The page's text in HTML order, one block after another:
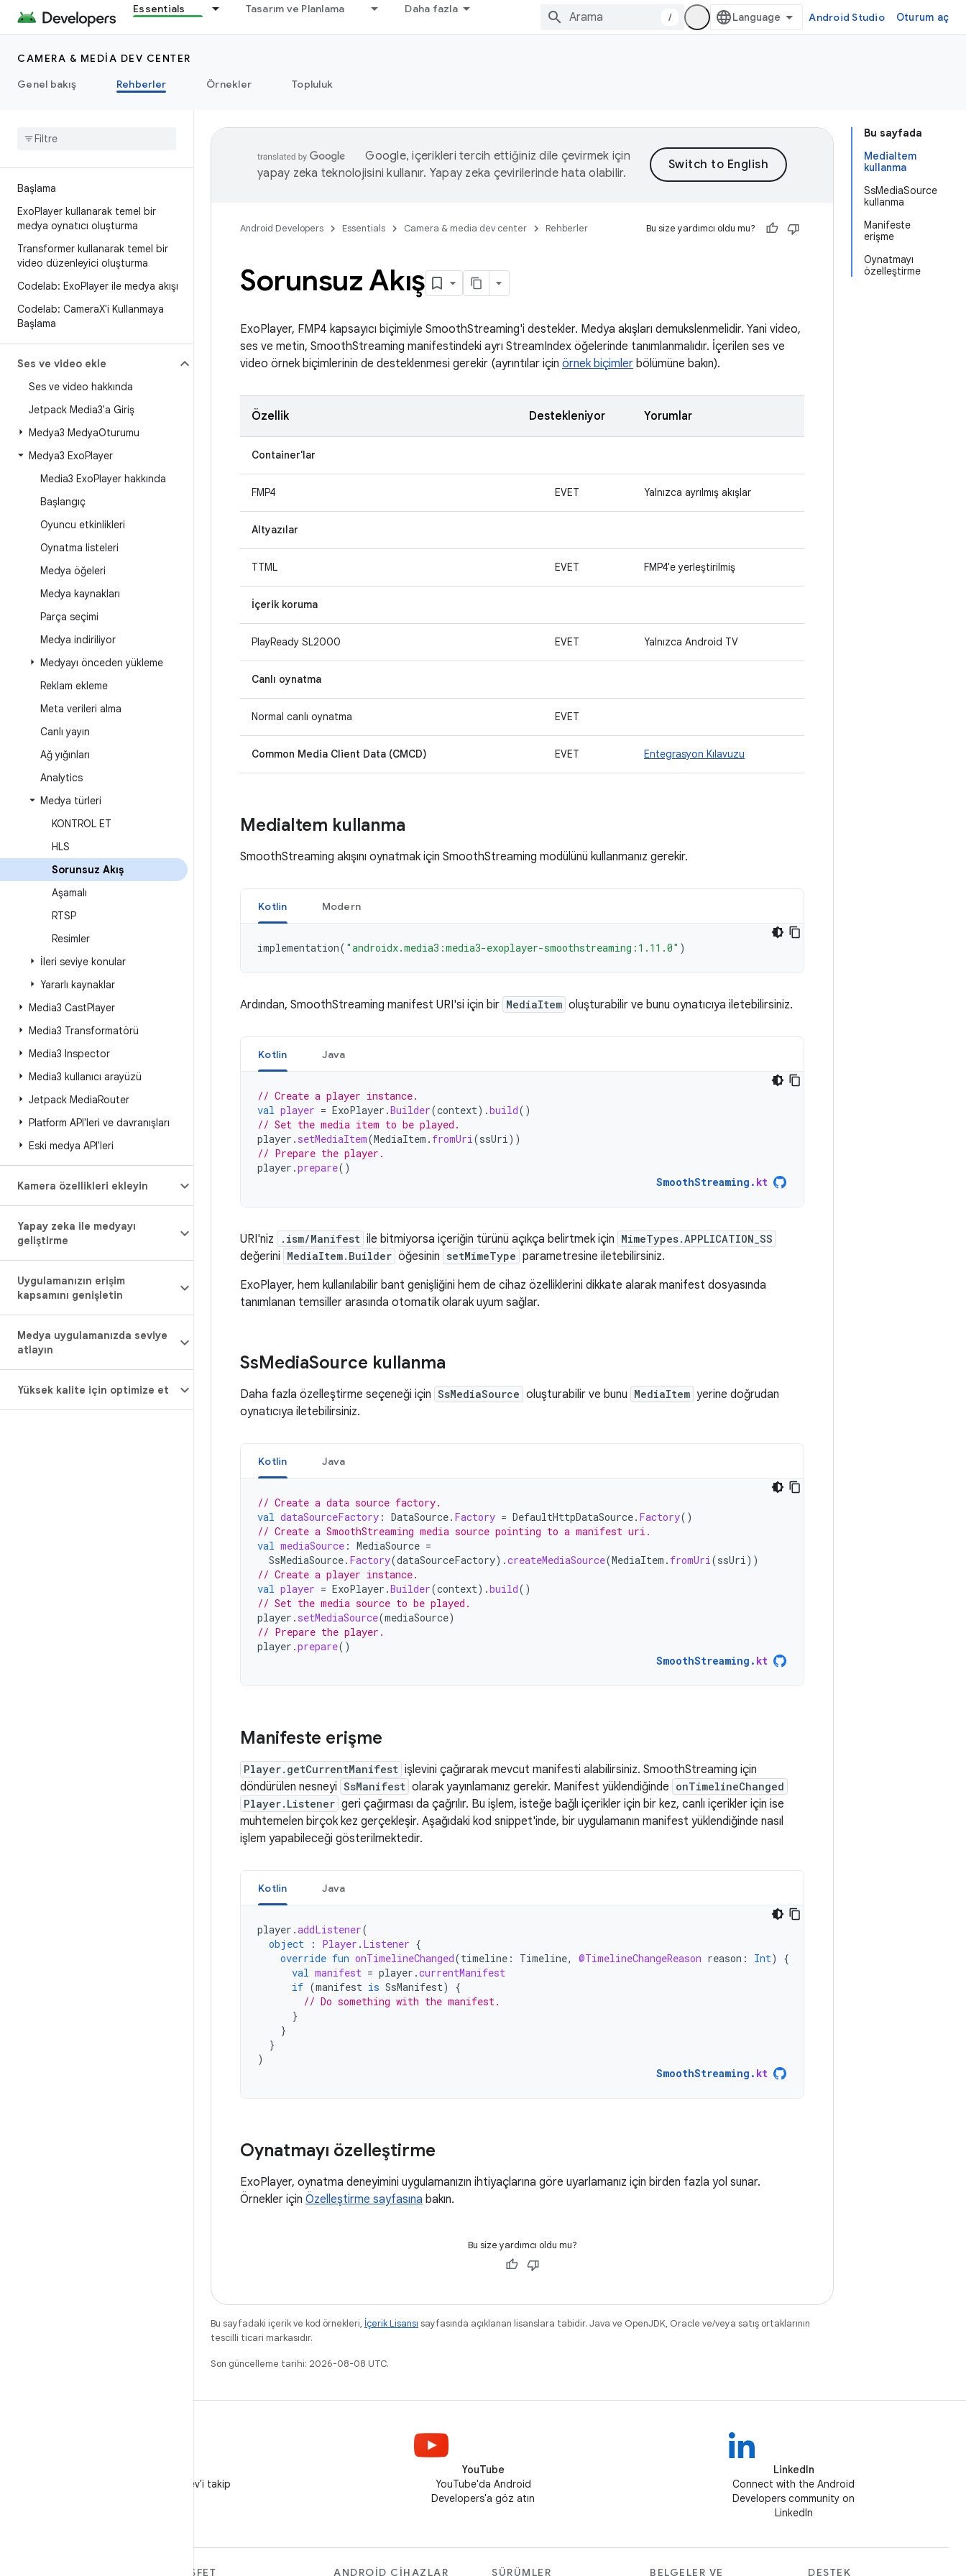
Essentials Tasarım ve Planlama Daha fazla
/ Android Studio Oturum aç
CAMERA & MEDIA DEV CENTER
Genel bakış
Rehberler Örnekler Topluluk
Başlama
ExoPlayer kullanarak temel bir
medya oynatıcı oluşturma
Transformer kullanarak temel bir
video düzenleyici oluşturma
Codelab: ExoPlayer ile medya akışı
Codelab: CameraX'i Kullanmaya
Başlama
Ses ve video ekle
Ses ve video hakkında
Jetpack Media3'a Giriş
Medya3 MedyaOturumu
Medya3 ExoPlayer
Media3 ExoPlayer hakkında
Başlangıç
Oyuncu etkinlikleri
Oynatma listeleri
Medya öğeleri
Medya kaynakları
Parça seçimi
Medya indiriliyor
Medyayı önceden yükleme
Reklam ekleme
Meta verileri alma
Canlı yayın
Ağ yığınları
Analytics
Medya türleri
KONTROL ET
HLS
Sorunsuz Akış
Aşamalı
RTSP
Resimler
İleri seviye konular
Yararlı kaynaklar
Media3 CastPlayer
Media3 Transformatörü
Media3 Inspector
Media3 kullanıcı arayüzü
Jetpack MediaRouter
Platform API'leri ve davranışları
Eski medya API'leri
Kamera özellikleri ekleyin
Yapay zeka ile medyayı
geliştirme
Uygulamanızın erişim
kapsamını genişletin
Medya uygulamanızda seviye
atlayın
Yüksek kalite için optimize et
Bu sayfada
MediaItem
kullanma
SsMediaSource
kullanma
Manifeste
erişme
Oynatmayı
özelleştirme
Google, içerikleri tercih ettiğiniz dile çevirmek için
yapay zeka teknolojisini kullanır. Yapay zeka çevirilerinde hata olabilir.
Android Developers Essentials Camera & media dev center Rehberler Bu size yardımcı oldu mu?
Sorunsuz Akış
ExoPlayer, FMP4 kapsayıcı biçimiyle SmoothStreaming'i destekler. Medya akışları demukslenmelidir. Yani video,
ses ve metin, SmoothStreaming manifestindeki ayrı StreamIndex öğelerinde tanımlanmalıdır. İçerilen ses ve
video örnek biçimlerinin de desteklenmesi gerekir (ayrıntılar için örnek biçimler bölümüne bakın).
Özellik Destekleniyor Yorumlar
Container'lar
FMP4 EVET Yalnızca ayrılmış akışlar
Altyazılar
TTML EVET FMP4'e yerleştirilmiş
İçerik koruma
PlayReady SL2000 EVET Yalnızca Android TV
Canlı oynatma
Normal canlı oynatma EVET
Common Media Client Data (CMCD) EVET Entegrasyon Kılavuzu
MediaItem kullanma
SmoothStreaming akışını oynatmak için SmoothStreaming modülünü kullanmanız gerekir.
Kotlin Modern
implementation( "androidx.media3:media3-exoplayer-smoothstreaming:1.11.0" )
Ardından, SmoothStreaming manifest URI'si için bir MediaItem oluşturabilir ve bunu oynatıcıya iletebilirsiniz.
Kotlin Java
// Create a player instance.
val player = ExoPlayer .Builder(context).build()
// Set the media item to be played.
player . setMediaItem(MediaItem . fromUri(ssUri))
// Prepare the player.
player .prepare()
SmoothStreaming . kt
URI'niz .ism/Manifest ile bitmiyorsa içeriğin türünü açıkça belirtmek için MimeTypes.APPLICATION_SS
değerini MediaItem.Builder öğesinin setMimeType parametresine iletebilirsiniz.
ExoPlayer, hem kullanılabilir bant genişliğini hem de cihaz özelliklerini dikkate alarak manifest dosyasında
tanımlanan temsiller arasında otomatik olarak uyum sağlar.
SsMediaSource kullanma
Daha fazla özelleştirme seçeneği için SsMediaSource oluşturabilir ve bunu MediaItem yerine doğrudan
oynatıcıya iletebilirsiniz.
Kotlin Java
// Create a data source factory.
val dataSourceFactory : DataSource. Factory = DefaultHttpDataSource. Factory()
// Create a SmoothStreaming media source pointing to a manifest uri.
val mediaSource : MediaSource =
SsMediaSource. Factory(dataSourceFactory).createMediaSource(MediaItem . fromUri(ssUri))
// Create a player instance.
val player = ExoPlayer .Builder(context).build()
// Set the media source to be played.
player . setMediaSource(mediaSource)
// Prepare the player.
player .prepare()
SmoothStreaming . kt
Manifeste erişme
Player.getCurrentManifest işlevini çağırarak mevcut manifesti alabilirsiniz. SmoothStreaming için
döndürülen nesneyi SsManifest olarak yayınlamanız gerekir. Manifest yüklendiğinde onTimelineChanged
Player.Listener geri çağırması da çağrılır. Bu işlem, isteğe bağlı içerikler için bir kez, canlı içerikler için ise
muhtemelen birçok kez gerçekleşir. Aşağıdaki kod snippet'inde, bir uygulamanın manifest yüklendiğinde nasıl
işlem yapabileceği gösterilmektedir.
Kotlin Java
player .addListener(
object
: Player . Listener {
override fun onTimelineChanged(timeline : Timeline, @TimelineChangeReason reason : Int)
{
val manifest = player .currentManifest
if (manifest is SsManifest)
{
// Do something with the manifest.
}
}
}
)
SmoothStreaming . kt
Oynatmayı özelleştirme
ExoPlayer, oynatma deneyimini uygulamanızın ihtiyaçlarına göre uyarlamanız için birden fazla yol sunar.
Örnekler için Özelleştirme sayfasına bakın.
Bu size yardımcı oldu mu?
Bu sayfadaki içerik ve kod örnekleri, İçerik Lisansı sayfasında açıklanan lisanslara tabidir. Java ve OpenJDK, Oracle ve/veya satış ortaklarının
tescilli ticari markasıdır.
Son güncelleme tarihi: 2026-08-08 UTC.
X'te @AndroidDev'i takip
YouTube
YouTube'da Android
Developers'a göz atın
LinkedIn
Connect with the Android
Developers community on
LinkedIn
KEŞFET ANDROID CIHAZLAR SÜRÜMLER BELGELER VE DESTEK